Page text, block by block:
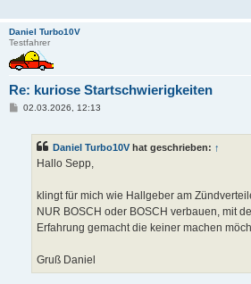
Daniel Turbo10V
Testfahrer
Re: kuriose Startschwierigkeiten
B02.03.2026, 12:13
Daniel Turbo10V hat geschrieben: ↑
Hallo Sepp,
klingt für mich wie Hallgeber am
NUR BOSCH oder BOSCH verbauen, mit
Erfahrung gemacht die keiner machen
Gruß Daniel